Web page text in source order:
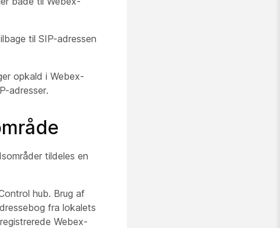
til SIP-adressen
opkald i Webex-
adresser.
tildeles en
hub. Brug af
fra lokalets
Webex-